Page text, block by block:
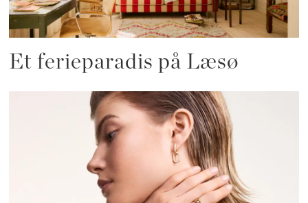
Et ferieparadis på Læsø